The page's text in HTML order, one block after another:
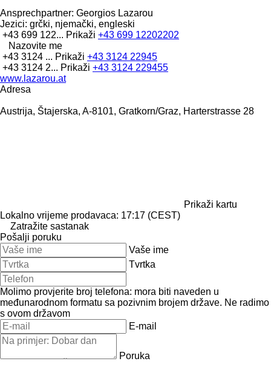
Ansprechpartner: Georgios Lazarou
Jezici: grčki, njemački, engleski
+43 699 122... Prikaži +43 699 12202202
Nazovite me
+43 3124 ... Prikaži +43 3124 22945
+43 3124 2... Prikaži +43 3124 229455
www.lazarou.at
Adresa
Austrija, Štajerska, A-8101, Gratkorn/Graz, Harterstrasse 28
Prikaži kartu
Lokalno vrijeme prodavaca: 17:17 (CEST)
Zatražite sastanak
Pošalji poruku
Vaše ime
Tvrtka
Molimo provjerite broj telefona: mora biti naveden u
međunarodnom formatu sa pozivnim brojem države. Ne radimo
s ovom državom
E-mail
Poruka